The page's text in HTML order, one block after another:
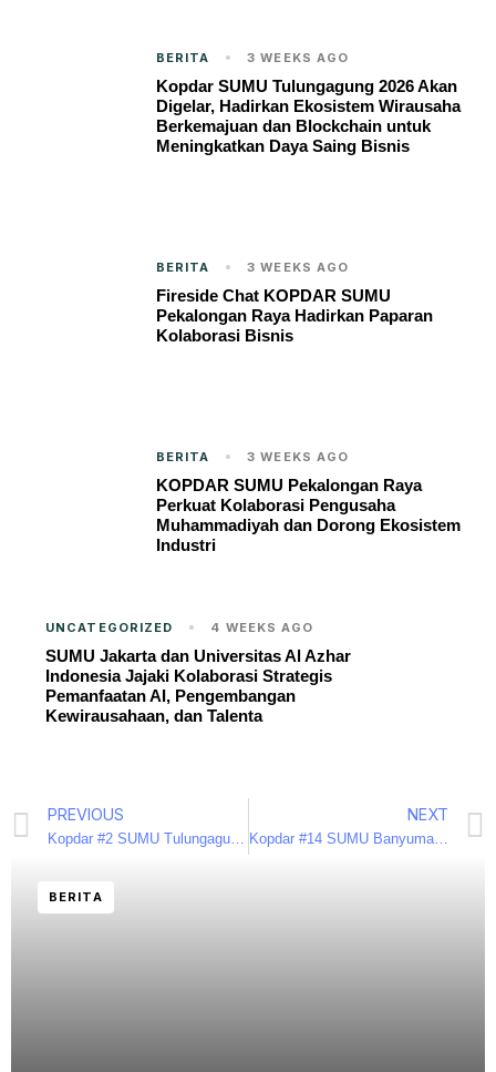
BERITA 3 WEEKS AGO
Kopdar SUMU Tulungagung 2026 Akan
Digelar, Hadirkan Ekosistem Wirausaha
Berkemajuan dan Blockchain untuk
Meningkatkan Daya Saing Bisnis
BERITA 3 WEEKS AGO
Fireside Chat KOPDAR SUMU
Pekalongan Raya Hadirkan Paparan
Kolaborasi Bisnis
BERITA 3 WEEKS AGO
KOPDAR SUMU Pekalongan Raya
Perkuat Kolaborasi Pengusaha
Muhammadiyah dan Dorong Ekosistem
Industri
UNCATEGORIZED 4 WEEKS AGO
SUMU Jakarta dan Universitas Al Azhar
Indonesia Jajaki Kolaborasi Strategis
Pemanfaatan AI, Pengembangan
Kewirausahaan, dan Talenta
PREVIOUS
Kopdar #2 SUMU Tulungagung Hadirkan Seminar Proposal Bisnis dan Literasi Keuangan
NEXT
Kopdar #14 SUMU Banyumas Nyalakan Semangat Wirausaha di Tengah Ekonomi Melemah
BERITA